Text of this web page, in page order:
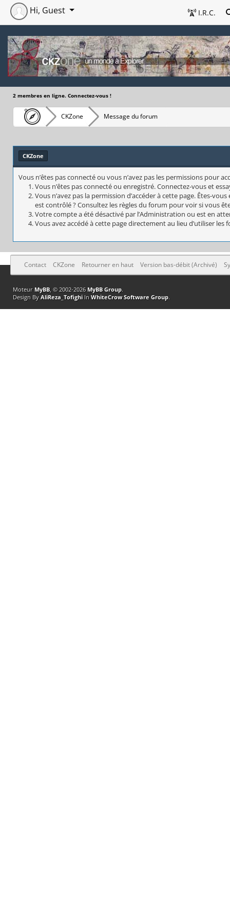
I.R.C.
Hi, Guest
2 membres en ligne. Connectez-vous !
CKZone Message du forum
CKZone
Vous n’êtes pas connecté ou vous n’avez pas les permissions pour
Vous n’êtes pas connecté ou enregistré. Connectez-vous et
Vous n’avez pas la permission d’accéder à cette page. Êtes-
est contrôlé ? Consultez les règles du forum pour voir si vous
Votre compte a été désactivé par l’Administration ou est en
Vous avez accédé à cette page directement au lieu d’utiliser
Contact CKZone Retourner en haut Version bas-débit (Archivé)
Moteur MyBB, © 2002-2026 MyBB Group.
Design By AliReza_TofighiIn WhiteCrow Software Group.